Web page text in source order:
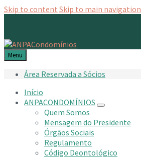
Skip to content Skip to main navigation
Menu
Área Reservada a Sócios
Início
ANPACONDOMÍNIOS
Quem Somos
Mensagem do Presidente
Órgãos Sociais
Regulamento
Código Deontológico